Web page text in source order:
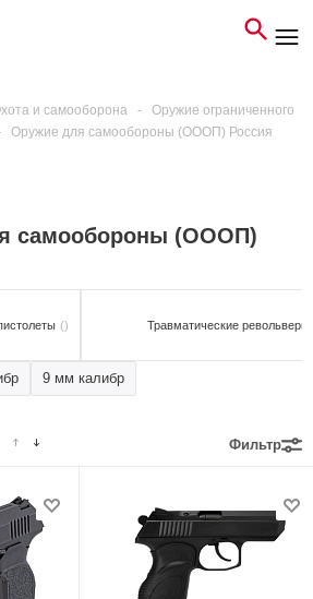
и самооборона -
Оружие ограниченного
Оружие для самообороны (ОООП) Россия
самообороны (ОООП)
() Травматические револьверы
9 мм калибр
Фильтр